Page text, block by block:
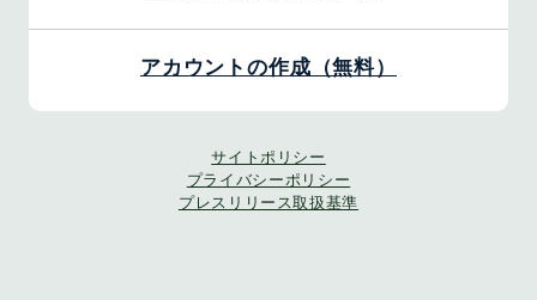
アカウントの作成（無料）
サイトポリシー
プライバシーポリシー
プレスリリース取扱基準